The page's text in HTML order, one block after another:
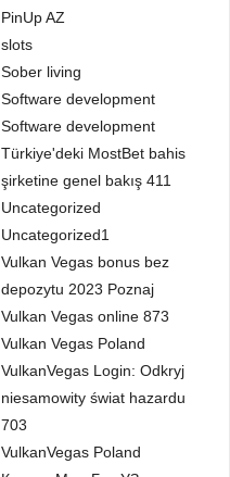
PinUp AZ
slots
Sober living
Software development
Software development
Türkiye'deki MostBet bahis
şirketine genel bakış 411
Uncategorized
Uncategorized1
Vulkan Vegas bonus bez
depozytu 2023 Poznaj
Vulkan Vegas online 873
Vulkan Vegas Poland
VulkanVegas Login: Odkryj
niesamowity świat hazardu
703
VulkanVegas Poland